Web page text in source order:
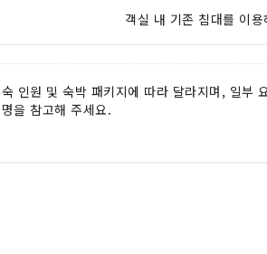
객실 내 기존 침대를 이
인원 및 숙박 패키지에 따라 달라지며, 일부
을 참고해 주세요.